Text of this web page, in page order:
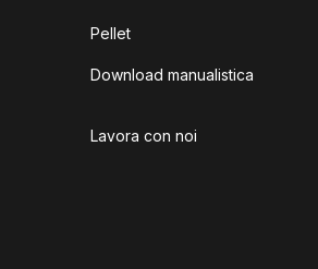
Pellet
Download manualistica
Lavora con noi